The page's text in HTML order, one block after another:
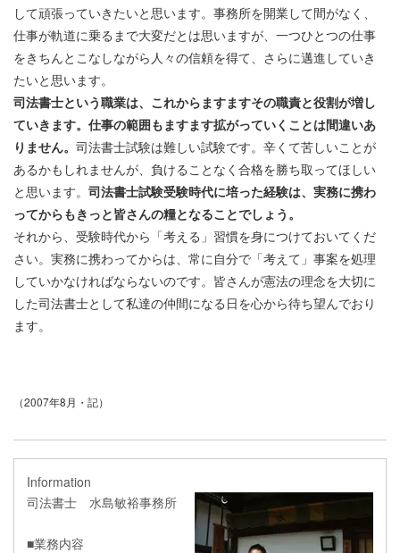
して頑張っていきたいと思います。事務所を開業して間がなく、
仕事が軌道に乗るまで大変だとは思いますが、一つひとつの仕事
をきちんとこなしながら人々の信頼を得て、さらに邁進していき
たいと思います。
司法書士という職業は、これからますますその職責と役割が増し
ていきます。仕事の範囲もますます拡がっていくことは間違いあ
りません。 司法書士試験は難しい試験です。辛くて苦しいことが
あるかもしれませんが、負けることなく合格を勝ち取ってほしい
と思います。 司法書士試験受験時代に培った経験は、実務に携わ
ってからもきっと皆さんの糧となることでしょう。
それから、受験時代から「考える」習慣を身につけておいてくだ
さい。実務に携わってからは、常に自分で「考えて」事案を処理
していかなければならないのです。皆さんが憲法の理念を大切に
した司法書士として私達の仲間になる日を心から待ち望んでおり
ます。
（2007年8月・記）
Information
司法書士 水島敏裕事務所
■業務内容